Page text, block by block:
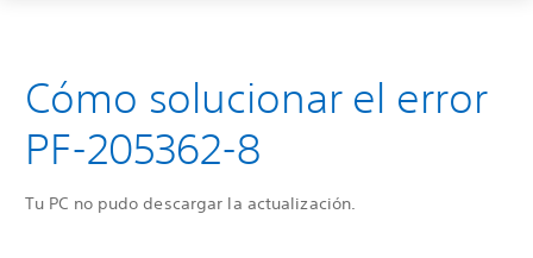
Cómo solucionar el error
PF-205362-8
Tu PC no pudo descargar la actualización.